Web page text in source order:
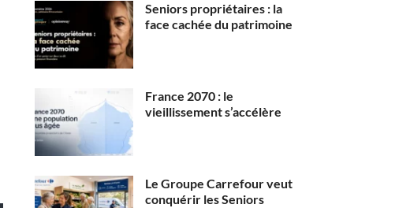
Seniors propriétaires : la
face cachée du patrimoine
France 2070 : le
vieillissement s’accélère
Le Groupe Carrefour veut
conquérir les Seniors